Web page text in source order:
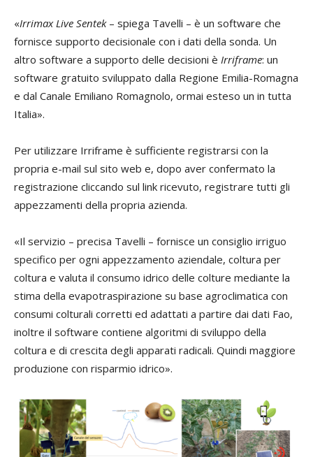
«Irrimax Live Sentek– spiega Tavelli – è un software che
fornisce supporto decisionale con i dati della sonda. Un
altro software a supporto delle decisioni è Irriframe: un
software gratuito sviluppato dalla Regione Emilia-Romagna
e dal Canale Emiliano Romagnolo, ormai esteso un in tutta
Italia».
Per utilizzare Irriframe è sufficiente registrarsi con la
propria e-mail sul sito web e, dopo aver confermato la
registrazione cliccando sul link ricevuto, registrare tutti gli
appezzamenti della propria azienda.
«Il servizio – precisa Tavelli – fornisce un consiglio irriguo
specifico per ogni appezzamento aziendale, coltura per
coltura e valuta il consumo idrico delle colture mediante la
stima della evapotraspirazione su base agroclimatica con
consumi colturali corretti ed adattati a partire dai dati Fao,
inoltre il software contiene algoritmi di sviluppo della
coltura e di crescita degli apparati radicali. Quindi maggiore
produzione con risparmio idrico».